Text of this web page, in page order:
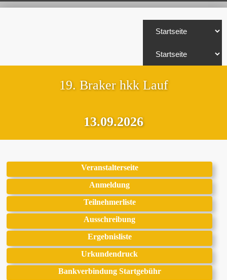
19. Braker hkk Lauf
13.09.2026
Veranstalterseite
Anmeldung
Teilnehmerliste
Ausschreibung
Ergebnisliste
Urkundendruck
Bankverbindung Startgebühr